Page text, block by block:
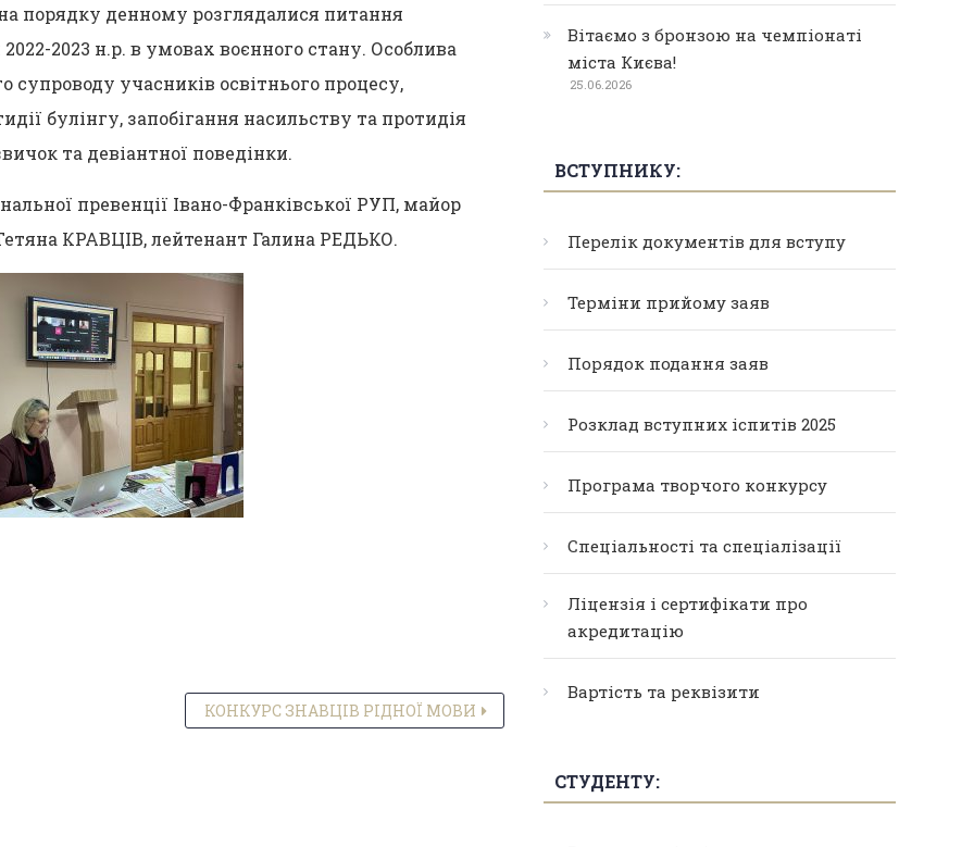
порядку денному розглядалися питання
2022-2023 н.р. в умовах воєнного стану. Особлива
супроводу учасників освітнього процесу,
булінгу, запобігання насильству та протидія
та девіантної поведінки.
превенції Івано-Франківської РУП, майор
КРАВЦІВ, лейтенант Галина РЕДЬКО.
КОНКУРС ЗНАВЦІВ РІДНОЇ МОВИ
Вітаємо з бронзою на чемпіонаті
міста Києва!
25.06.2026
ВСТУПНИКУ:
Перелік документів для вступу
Терміни прийому заяв
Порядок подання заяв
Розклад вступних іспитів 2025
Програма творчого конкурсу
Спеціальності та спеціалізації
Ліцензія і сертифікати про
акредитацію
Вартість та реквізити
СТУДЕНТУ: